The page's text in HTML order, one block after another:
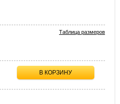
Таблица размеров
В КОРЗИНУ